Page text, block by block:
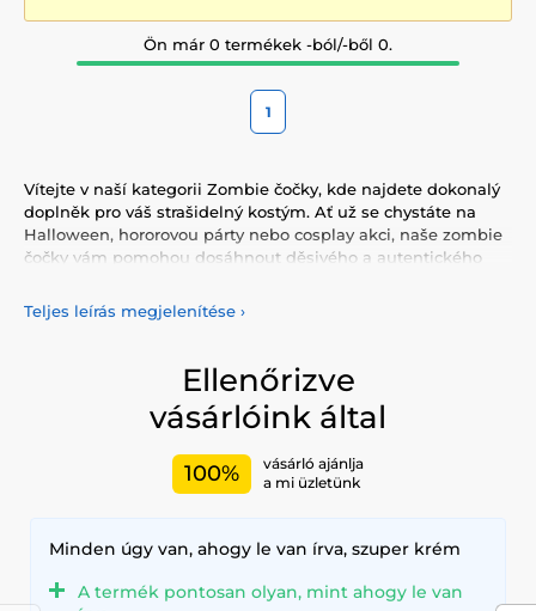
Ön már 0 termékek -ból/-ből 0.
1
Vítejte v naší kategorii Zombie čočky, kde najdete dokonalý
doplněk pro váš strašidelný kostým. Ať už se chystáte na
Halloween, hororovou párty nebo cosplay akci, naše zombie
čočky vám pomohou dosáhnout děsivého a autentického
Naše nabídka zahrnuje širokou škálu
čoček, které vytvářejí prázdný a bezduchý pohled, až po
krvavě červené čočky, které dodají vašemu vzhledu
neuvěřitelnou intenzitu. Naše čočky jsou navrženy tak, aby
vynikly a dodaly vašemu kostýmu realistický hororový
Pokud hledáte způsob, jak vytvořit opravdu
Halloweenjsou ideální volbou. Tyto čočky přidají vašemu
strašidelnou příležitost. Od klasických zombie designů po
Teljes leírás megjelenítése ›
Ellenőrizve
vásárlóink által
100%
vásárló ajánlja
a mi üzletünk
Minden úgy van, ahogy le van írva, szuper krém
A termék pontosan olyan, mint ahogy le van